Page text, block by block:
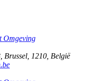
Omgeving
Brussel 1210 België